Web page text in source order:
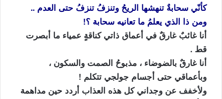
كأنّي سحابةٌ تنهشها الريحُ وتنزفُ تنزفُ حتى العدم ..
ومن ذا الذي يعلمُ ما تعانيه سحابة ؟!
أنا غائبٌ غارقٌ في أعماق ذاتي كناقةٍ عمياء ما أبصرت
قط .
أنا غارقٌ بالضوضاء ، مذبوحُ الصمت والسكون ،
وبأعماقي حتى أجسام جولجي تتكلم !
ولأخفف عن وجداني كل هذه العذاب أردد حين مداهمة